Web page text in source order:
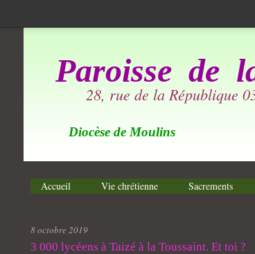
Paroisse de
28, rue de la République
Diocèse de Moulins
Accueil Vie chrétienne Sacrements
8 octobre 2019
3 000 lycéens à Taizé à la Toussaint. Et toi ?